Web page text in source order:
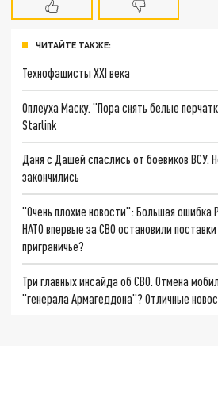
ЧИТАЙТЕ ТАКЖЕ:
Технофашисты XXI века
Оплеуха Маску. "Пора снять белые
Starlink
Даня с Дашей спаслись от боевиков ВСУ.
закончились
"Очень плохие новости": Большая ошибка
НАТО впервые за СВО остановили
приграничье?
Три главных инсайда об СВО. Отмена
"генерала Армагеддона"? Отличные